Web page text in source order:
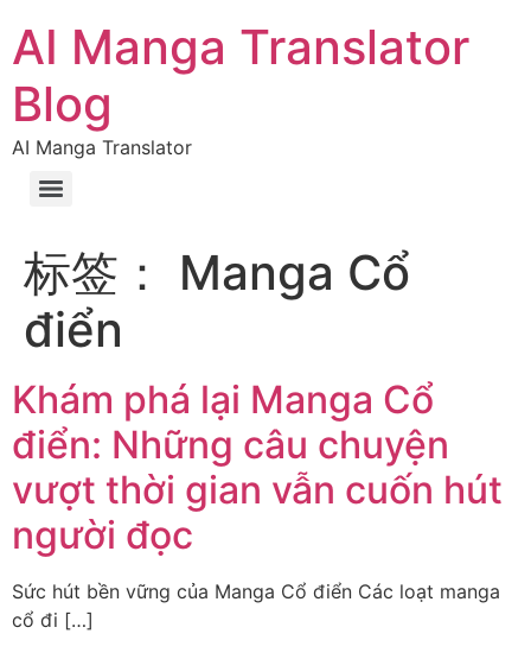
AI Manga Translator
Blog
AI Manga Translator
标签： Manga Cổ
điển
Khám phá lại Manga Cổ
điển: Những câu chuyện
vượt thời gian vẫn cuốn hút
người đọc
Sức hút bền vững của Manga Cổ điển Các loạt manga
cổ đi […]